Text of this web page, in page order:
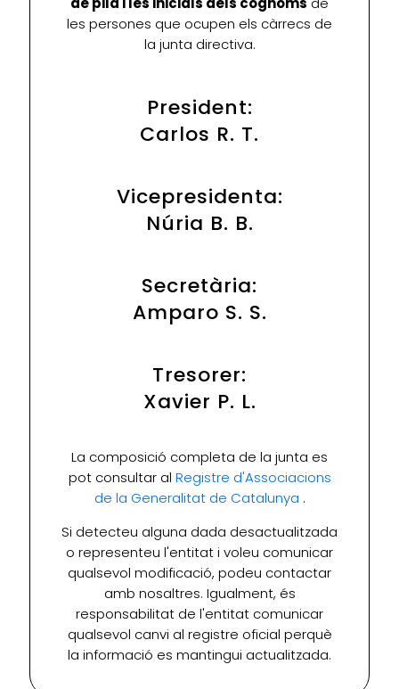
les persones que ocupen els càrrecs de
la junta directiva.
President:
Carlos R. T.
Vicepresidenta:
Núria B. B.
Secretària:
Amparo S. S.
Tresorer:
Xavier P. L.
La composició completa de la junta es
pot consultar al Registre d'Associacions
de la Generalitat de Catalunya .
Si detecteu alguna dada desactualitzada
o representeu l'entitat i voleu comunicar
qualsevol modificació, podeu contactar
amb nosaltres. Igualment, és
responsabilitat de l'entitat comunicar
qualsevol canvi al registre oficial perquè
la informació es mantingui actualitzada.